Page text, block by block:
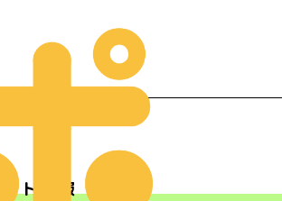
ント情報